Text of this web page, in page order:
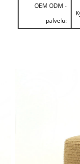
OEM ODM -
palvelu: